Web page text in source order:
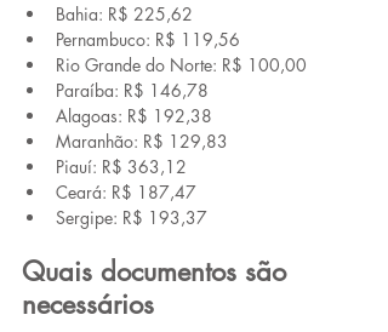
Bahia: R$ 225,62
Pernambuco: R$ 119,56
Rio Grande do Norte: R$ 100,00
Paraíba: R$ 146,78
Alagoas: R$ 192,38
Maranhão: R$ 129,83
Piauí: R$ 363,12
Ceará: R$ 187,47
Sergipe: R$ 193,37
Quais documentos são
necessários